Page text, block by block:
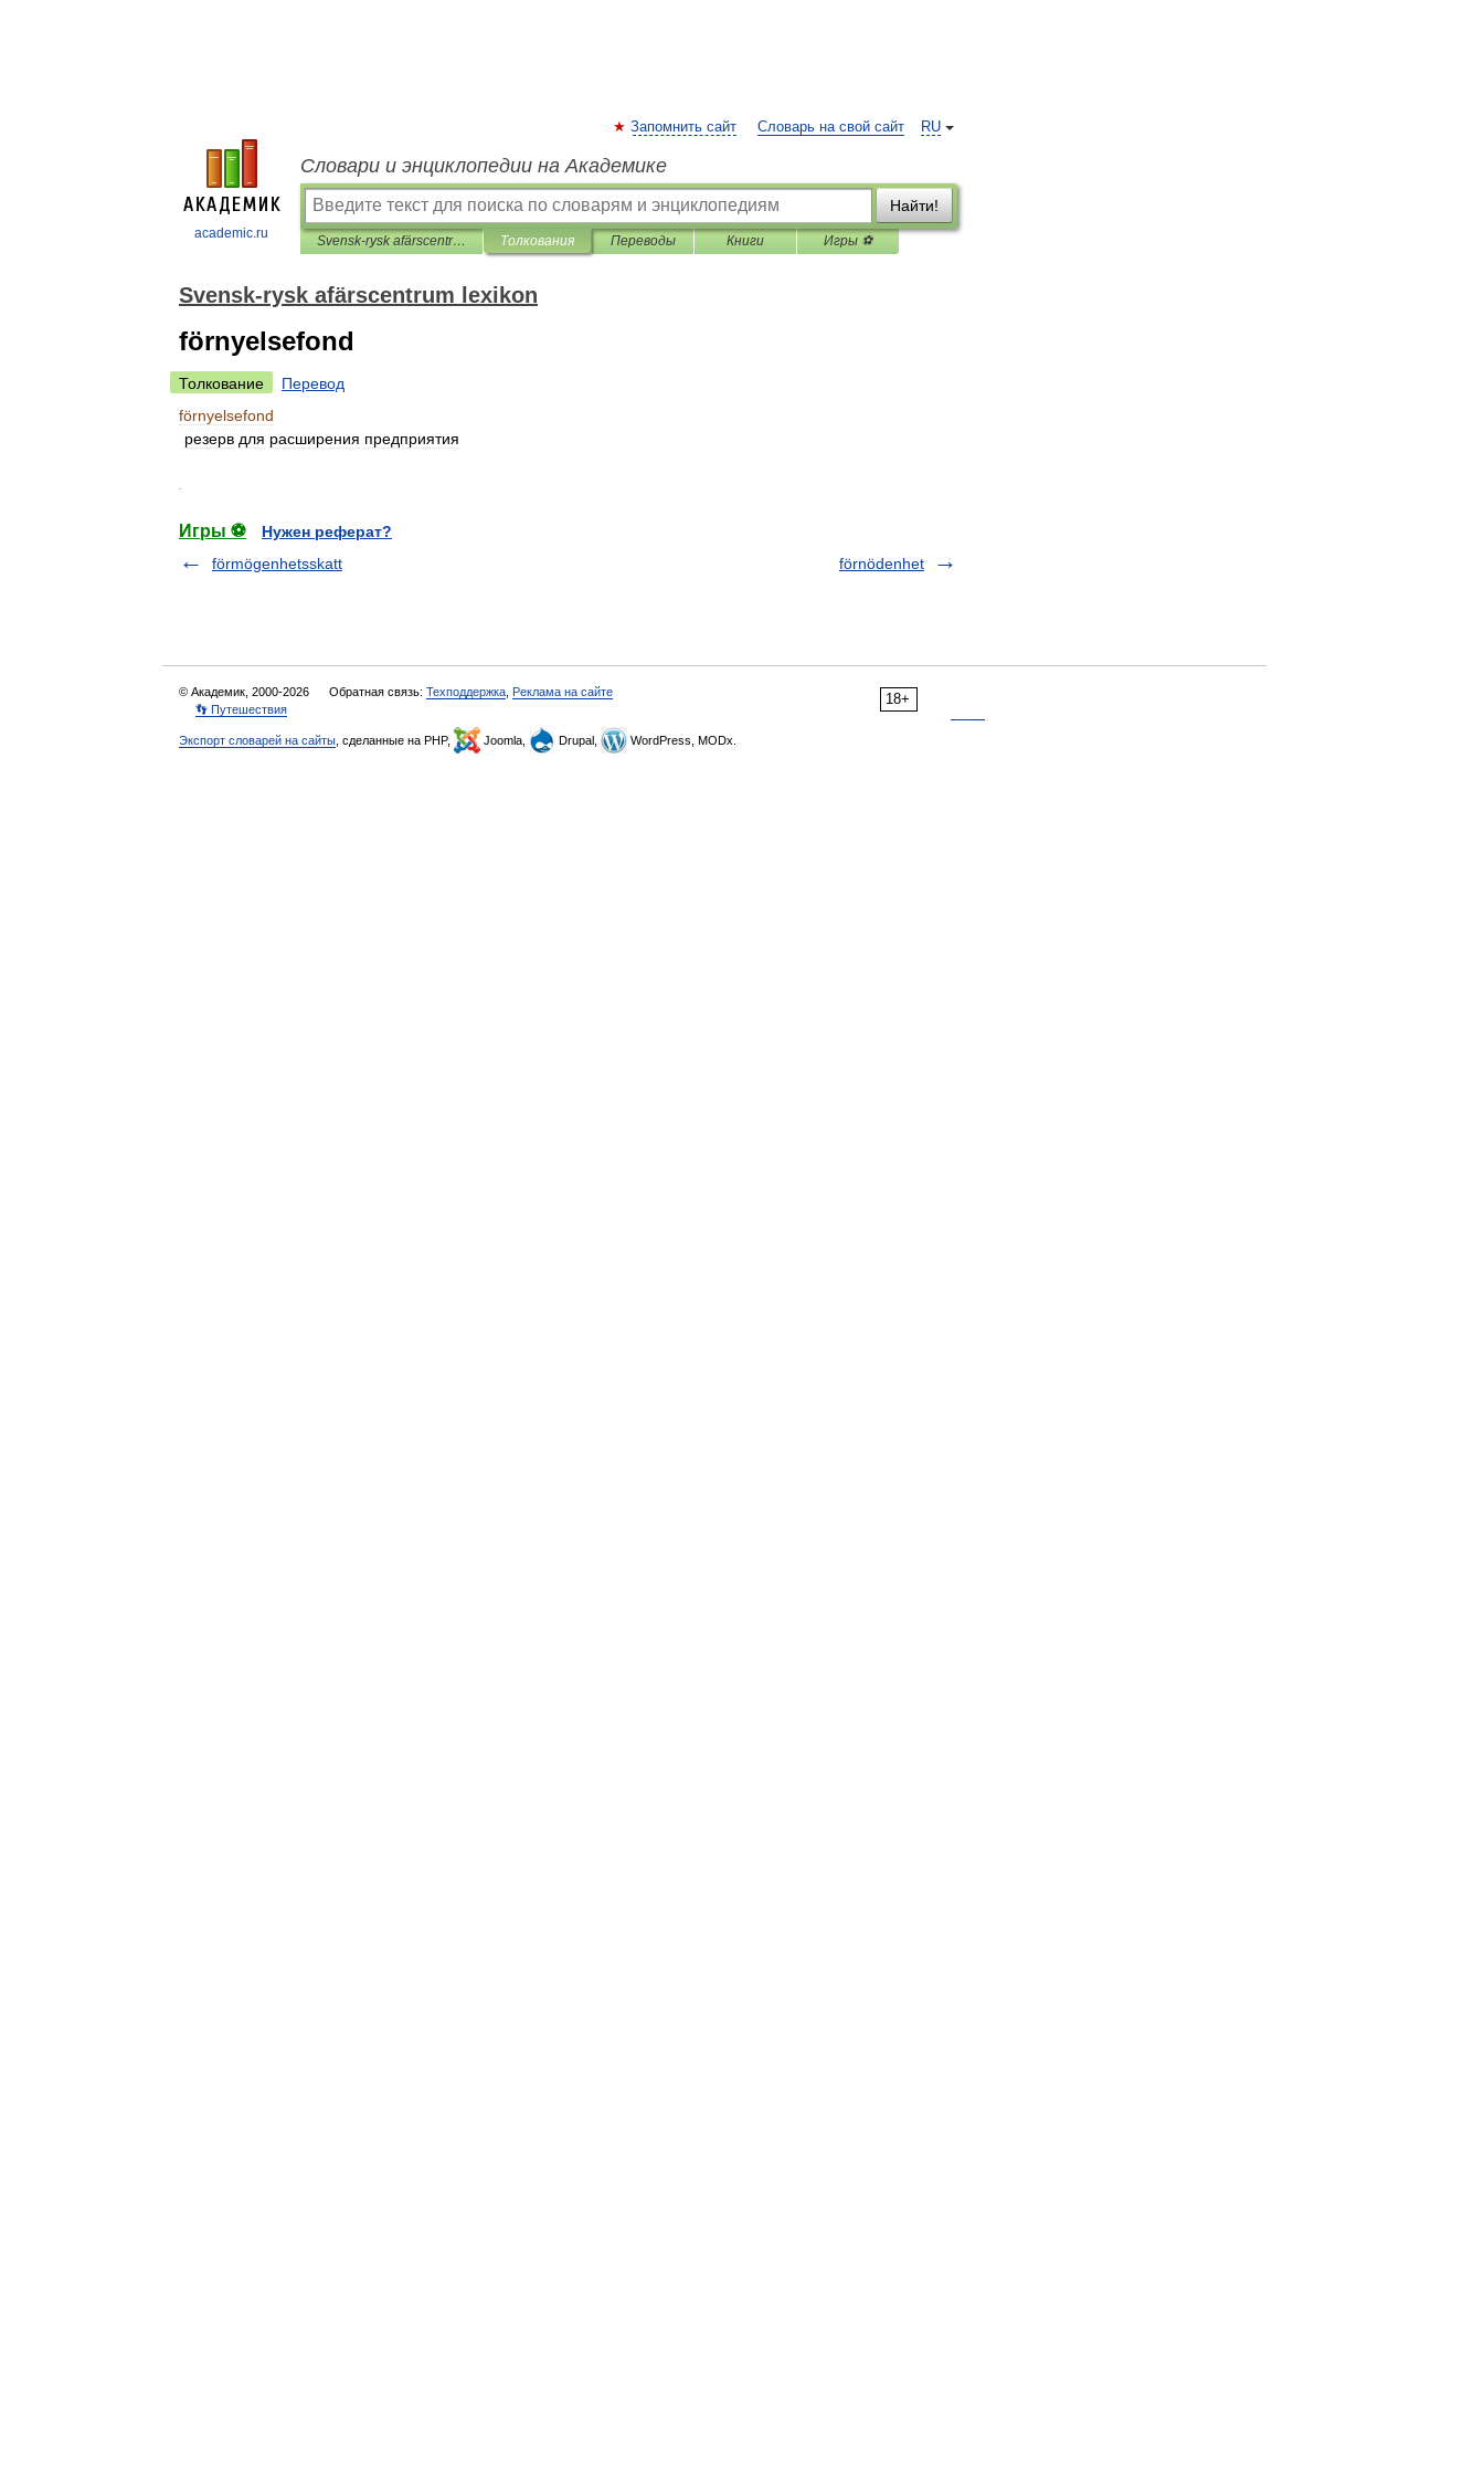
academic.ru
RU
Запомнить сайт Словарь на свой сайт
Словари и энциклопедии на Академике
Найти!
Svensk-rysk afärscentrum lexikon Толкования Переводы Книги Игры ⚽
Svensk-rysk afärscentrum lexikon
förnyelsefond
Толкование
Перевод
förnyelsefond
резерв для расширения предприятия
Игры ⚽
Нужен реферат?
förmögenhetsskatt
förnödenhet
18+
© Академик, 2000-2026 Обратная связь: Техподдержка Реклама на сайте
👣 Путешествия
Экспорт словарей на сайты , сделанные на PHP, Joomla, Drupal, WordPress, MODx.